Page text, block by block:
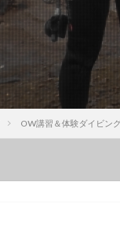
OW講習＆体験ダイビング
コガラシエビ
コロザメ
サクラミノウミウ
ジオガイド
シモフリカメサ